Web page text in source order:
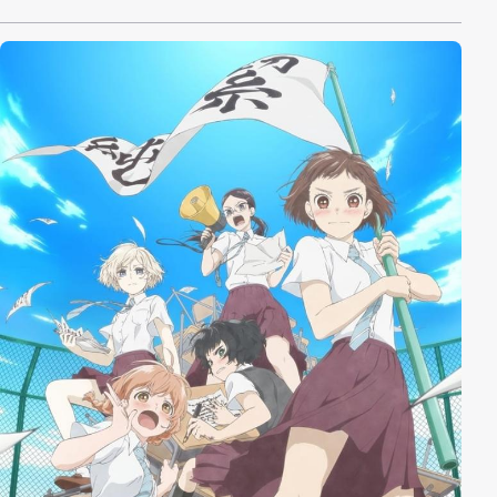
die mit ihren von Hexen bezogenen Kräften in die
Schlacht ziehen. Auch Iroha, die eines Tages nach
Kamihama kam, um dort nach ihrer verschwundenen
Schwester Ui zu suchen, schließt sich den übrigen
Magical Girls an. Es dauert nicht lang, bis auch eine
alte Bekannte ihren Auftritt hat: Homura Akemi, die in
Kamihama nach einem Weg sucht, um Madoka zu
retten. Nur weiß Madoka selbst davon nichts … So
findet auch Madoka ihren Weg in die Stadt, um dort
ihre vermisste Freundin Homura zu finden und die
Schicksale der drei Mädchen – Iroha, Madoka und
Homura –, die alle um diejenigen kämpfen, die sie
lieben, werden auf merkwürdige Weise miteinander
verknüpft …